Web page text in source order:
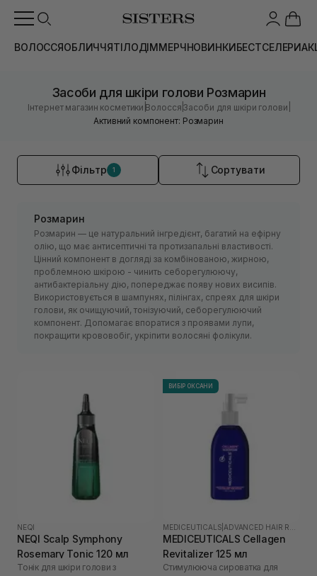
ВОЛОССЯОБЛИЧЧЯТІЛОДІММЕРЧНОВИНКИБЕСТСЕЛЕРИ
Засоби для шкіри голови Розмарин
Інтернет магазин косметики |Волосся |Засоби для шкіри голови
Активний компонент: Розмарин
Фільтр 1 Сортувати
Розмарин
Розмарин — це натуральний інгредієнт, багатий на ефірну
олію, що має антисептичні та протизапальні властивості.
Цінний компонент в догляді за комбінованою, жирною,
проблемною шкірою - чинить себорегулюючу,
антибактеріальну дію, попереджає появу нових висипів.
Використовується в шампунях, пілінгах, спреях для шкіри
голови, як очищуючий, тонізуючий, себорегулюючий
компонент. Допомагає впоратися з проявами лупи,
покращити крововобіг, укріпити волосяні фолікули.
NEQI
NEQI Scalp Symphony
Rosemary Tonic 120 мл
Тонік для шкіри голови з
ВИБІР ОКСАНИ
MEDICEUTICALS
MEDICEUTICALS Cellagen
Revitalizer 125 мл
Стимулююча сироватка для